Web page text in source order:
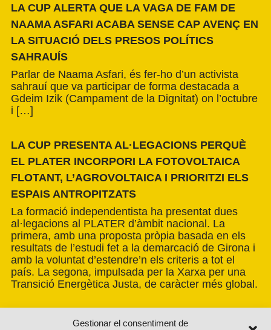
Gestionar el consentiment de
LA CUP ALERTA QUE LA VAGA DE FAM DE
NAAMA ASFARI ACABA SENSE CAP AVENÇ EN
LA SITUACIÓ DELS PRESOS POLÍTICS
SAHRAUÍS
Parlar de Naama Asfari, és fer-ho d’un activista
sahrauí que va participar de forma destacada a
Gdeim Izik (Campament de la Dignitat) on l’octubre
i […]
LA CUP PRESENTA AL·LEGACIONS PERQUÈ
EL PLATER INCORPORI LA FOTOVOLTAICA
FLOTANT, L’AGROVOLTAICA I PRIORITZI ELS
ESPAIS ANTROPITZATS
La formació independentista ha presentat dues
al·legacions al PLATER d’àmbit nacional. La
primera, amb una proposta pròpia basada en els
resultats de l’estudi fet a la demarcació de Girona i
amb la voluntat d’estendre’n els criteris a tot el
país. La segona, impulsada per la Xarxa per una
Transició Energètica Justa, de caràcter més global.